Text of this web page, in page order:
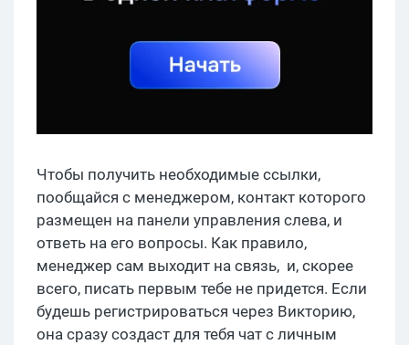
Чтобы получить необходимые ссылки,
пообщайся с менеджером, контакт которого
размещен на панели управления слева, и
ответь на его вопросы. Как правило,
менеджер сам выходит на связь, и, скорее
всего, писать первым тебе не придется. Если
будешь регистрироваться через Викторию,
она сразу создаст для тебя чат с личным